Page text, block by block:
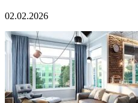
02.02.2026